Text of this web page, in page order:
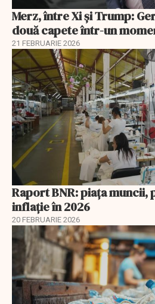
Merz, între Xi și Trump:
două capete într-un
21 FEBRUARIE 2026
Raport BNR: piața
inflație în 2026
20 FEBRUARIE 2026